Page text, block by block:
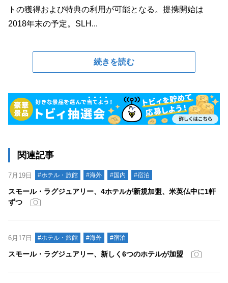
トの獲得および特典の利用が可能となる。提携開始は
2018年末の予定。SLH...
続きを読む
関連記事
7月19日 #ホテル・旅館 #海外 #国内 #宿泊
スモール・ラグジュアリー、4ホテルが新規加盟、米英仏中に1軒
ずつ
6月17日 #ホテル・旅館 #海外 #宿泊
スモール・ラグジュアリー、新しく6つのホテルが加盟